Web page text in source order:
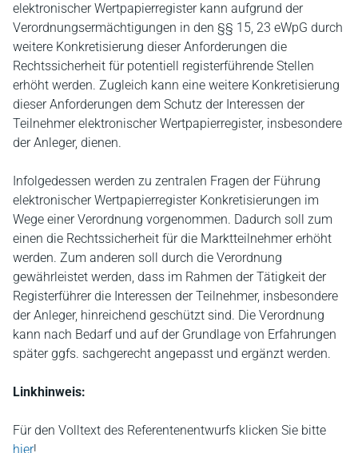
elektronischer Wertpapierregister kann aufgrund der
Verordnungsermächtigungen in den §§ 15, 23 eWpG durch
weitere Konkretisierung dieser Anforderungen die
Rechtssicherheit für potentiell registerführende Stellen
erhöht werden. Zugleich kann eine weitere Konkretisierung
dieser Anforderungen dem Schutz der Interessen der
Teilnehmer elektronischer Wertpapierregister, insbesondere
der Anleger, dienen.
Infolgedessen werden zu zentralen Fragen der Führung
elektronischer Wertpapierregister Konkretisierungen im
Wege einer Verordnung vorgenommen. Dadurch soll zum
einen die Rechtssicherheit für die Marktteilnehmer erhöht
werden. Zum anderen soll durch die Verordnung
gewährleistet werden, dass im Rahmen der Tätigkeit der
Registerführer die Interessen der Teilnehmer, insbesondere
der Anleger, hinreichend geschützt sind. Die Verordnung
kann nach Bedarf und auf der Grundlage von Erfahrungen
später ggfs. sachgerecht angepasst und ergänzt werden.
Linkhinweis:
Für den Volltext des Referentenentwurfs klicken Sie bitte
hier!